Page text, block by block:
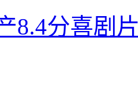
8.4分喜剧